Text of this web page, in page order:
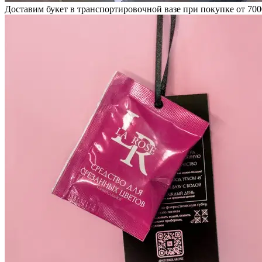
Доставим букет в транспортировочной вазе при покупке от